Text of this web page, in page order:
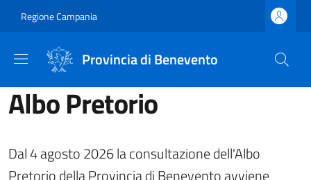
Regione Campania
Provincia di Benevento
Albo Pretorio
Dal 4 agosto 2026 la consultazione dell'Albo
Pretorio della Provincia di Benevento avviene